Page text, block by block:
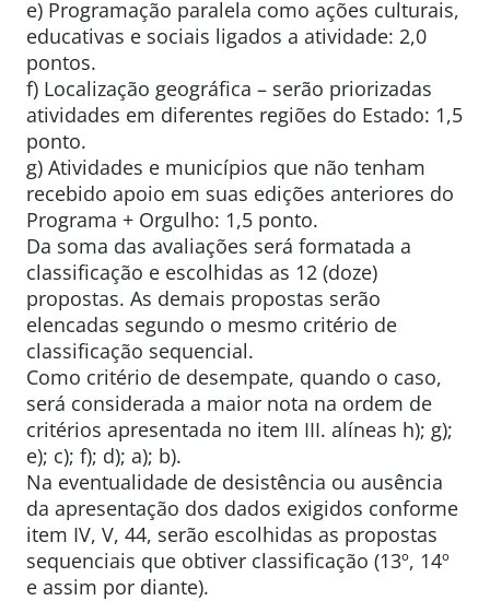
e) Programação paralela como ações culturais,
educativas e sociais ligados a atividade: 2,0
pontos.
f) Localização geográfica – serão priorizadas
atividades em diferentes regiões do Estado: 1,5
ponto.
g) Atividades e municípios que não tenham
recebido apoio em suas edições anteriores do
Programa + Orgulho: 1,5 ponto.
Da soma das avaliações será formatada a
classificação e escolhidas as 12 (doze)
propostas. As demais propostas serão
elencadas segundo o mesmo critério de
classificação sequencial.
Como critério de desempate, quando o caso,
será considerada a maior nota na ordem de
critérios apresentada no item III. alíneas h); g);
e); c); f); d); a); b).
Na eventualidade de desistência ou ausência
da apresentação dos dados exigidos conforme
item IV, V, 44, serão escolhidas as propostas
sequenciais que obtiver classificação (13º, 14º
e assim por diante).